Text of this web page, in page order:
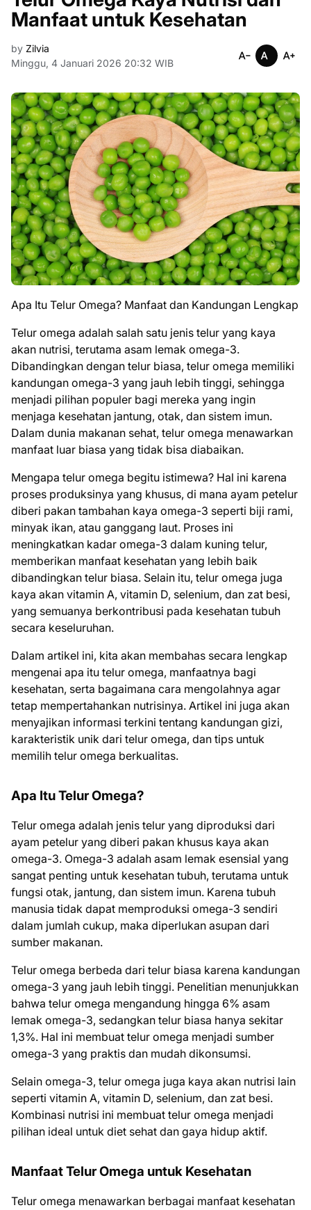
Manfaat untuk Kesehatan
by Zilvia
Minggu, 4 Januari 2026 20:32 WIB
Apa Itu Telur Omega? Manfaat dan Kandungan Lengkap
Telur omega adalah salah satu jenis telur yang kaya
akan nutrisi, terutama asam lemak omega-3.
Dibandingkan dengan telur biasa, telur omega memiliki
kandungan omega-3 yang jauh lebih tinggi, sehingga
menjadi pilihan populer bagi mereka yang ingin
menjaga kesehatan jantung, otak, dan sistem imun.
Dalam dunia makanan sehat, telur omega menawarkan
manfaat luar biasa yang tidak bisa diabaikan.
Mengapa telur omega begitu istimewa? Hal ini karena
proses produksinya yang khusus, di mana ayam petelur
diberi pakan tambahan kaya omega-3 seperti biji rami,
minyak ikan, atau ganggang laut. Proses ini
meningkatkan kadar omega-3 dalam kuning telur,
memberikan manfaat kesehatan yang lebih baik
dibandingkan telur biasa. Selain itu, telur omega juga
kaya akan vitamin A, vitamin D, selenium, dan zat besi,
yang semuanya berkontribusi pada kesehatan tubuh
secara keseluruhan.
Dalam artikel ini, kita akan membahas secara lengkap
mengenai apa itu telur omega, manfaatnya bagi
kesehatan, serta bagaimana cara mengolahnya agar
tetap mempertahankan nutrisinya. Artikel ini juga akan
menyajikan informasi terkini tentang kandungan gizi,
karakteristik unik dari telur omega, dan tips untuk
memilih telur omega berkualitas.
Apa Itu Telur Omega?
Telur omega adalah jenis telur yang diproduksi dari
ayam petelur yang diberi pakan khusus kaya akan
omega-3. Omega-3 adalah asam lemak esensial yang
sangat penting untuk kesehatan tubuh, terutama untuk
fungsi otak, jantung, dan sistem imun. Karena tubuh
manusia tidak dapat memproduksi omega-3 sendiri
dalam jumlah cukup, maka diperlukan asupan dari
sumber makanan.
Telur omega berbeda dari telur biasa karena kandungan
omega-3 yang jauh lebih tinggi. Penelitian menunjukkan
bahwa telur omega mengandung hingga 6% asam
lemak omega-3, sedangkan telur biasa hanya sekitar
1,3%. Hal ini membuat telur omega menjadi sumber
omega-3 yang praktis dan mudah dikonsumsi.
Selain omega-3, telur omega juga kaya akan nutrisi lain
seperti vitamin A, vitamin D, selenium, dan zat besi.
Kombinasi nutrisi ini membuat telur omega menjadi
pilihan ideal untuk diet sehat dan gaya hidup aktif.
Manfaat Telur Omega untuk Kesehatan
Telur omega menawarkan berbagai manfaat kesehatan